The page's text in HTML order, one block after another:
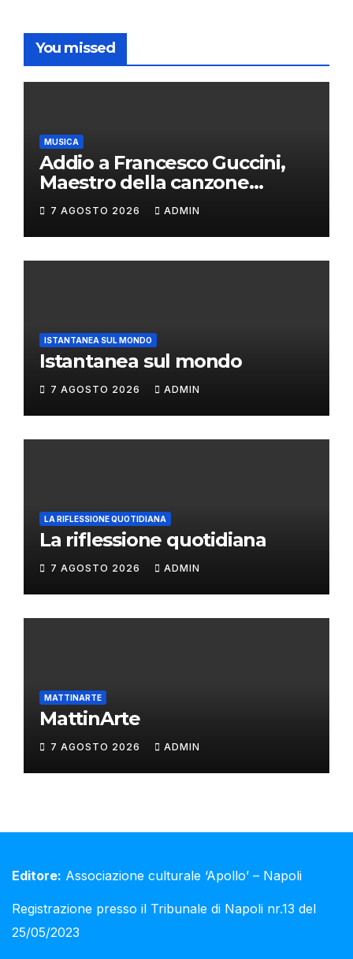
You missed
MUSICA
Addio a Francesco Guccini,
Maestro della canzone
d’autore
7 AGOSTO 2026 ADMIN
ISTANTANEA SUL MONDO
Istantanea sul mondo
7 AGOSTO 2026 ADMIN
LA RIFLESSIONE QUOTIDIANA
La riflessione quotidiana
7 AGOSTO 2026 ADMIN
MATTINARTE
MattinArte
7 AGOSTO 2026 ADMIN
Editore: Associazione culturale ‘Apollo’ – Napoli
Registrazione presso il Tribunale di Napoli nr.13 del
25/05/2023